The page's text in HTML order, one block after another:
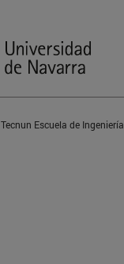
Tecnun Escuela de Ingeniería